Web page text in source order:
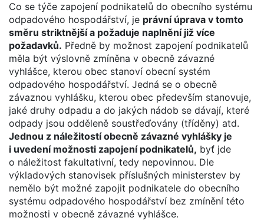
Co se týče zapojení podnikatelů do obecního systému
odpadového hospodářství, je právní úprava v tomto
směru striktnější a požaduje naplnění již více
požadavků. Předně by možnost zapojení podnikatelů
měla být výslovně zmíněna v obecně závazné
vyhlášce, kterou obec stanoví obecní systém
odpadového hospodářství. Jedná se o obecně
závaznou vyhlášku, kterou obec především stanovuje,
jaké druhy odpadu a do jakých nádob se dávají, které
odpady jsou odděleně soustřeďovány (tříděny) atd.
Jednou z náležitostí obecně závazné vyhlášky je
i uvedení možnosti zapojení podnikatelů, byť jde
o náležitost fakultativní, tedy nepovinnou. Dle
výkladových stanovisek příslušných ministerstev by
nemělo být možné zapojit podnikatele do obecního
systému odpadového hospodářství bez zmínění této
možnosti v obecně závazné vyhlášce.